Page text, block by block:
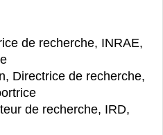
de recherche, INRAE,
Directrice de recherche,
de recherche, IRD,